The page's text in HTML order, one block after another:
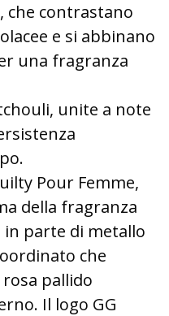
che contrastano
e si abbinano
una fragranza
unite a note
Pour Femme,
della fragranza
in parte di metallo
che
pallido
Il logo GG